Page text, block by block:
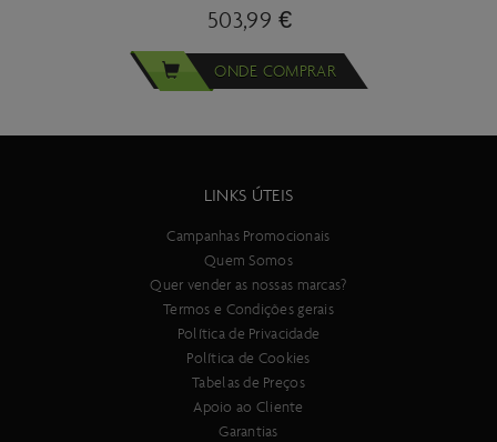
503,99 €
ONDE COMPRAR
LINKS ÚTEIS
Campanhas Promocionais
Quem Somos
Quer vender as nossas marcas?
Termos e Condições gerais
Política de Privacidade
Política de Cookies
Tabelas de Preços
Apoio ao Cliente
Garantias